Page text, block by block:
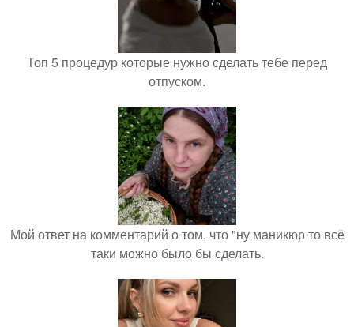
Топ 5 процедур которые нужно сделать тебе перед
отпуском.
Мой ответ на комментарий о том, что "ну маникюр то всё
таки можно было бы сделать.